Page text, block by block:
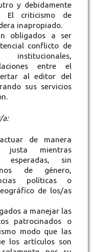
y debidamente
El criticismo de
inapropiado.
obligados a ser
conflicto de
entre el
al editor del
sus servicios
a:
de manera
justa mientras
esperadas, sin
de género,
políticas o
de los/as
a manejar las
patrocinados o
modo que las
los artículos son